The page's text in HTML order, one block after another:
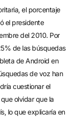
el porcentaje
el presidente
del 2010. Por
de las búsquedas
de Android en
de voz han
cuestionar el
olvidar que la
lo que explicaría en